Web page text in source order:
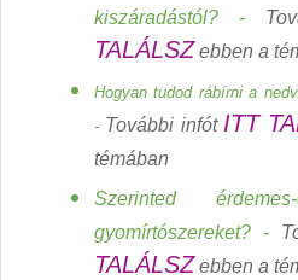
kiszáradástól? -
TALÁLSZebben a
Hogyan tudod rábírni a
- További infót ITT
témában
Szerinted
gyomírtószereket? -
TALÁLSZebben a